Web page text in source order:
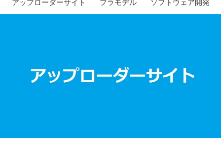
アップローダーサイト プラモデル ソフトウェア開発